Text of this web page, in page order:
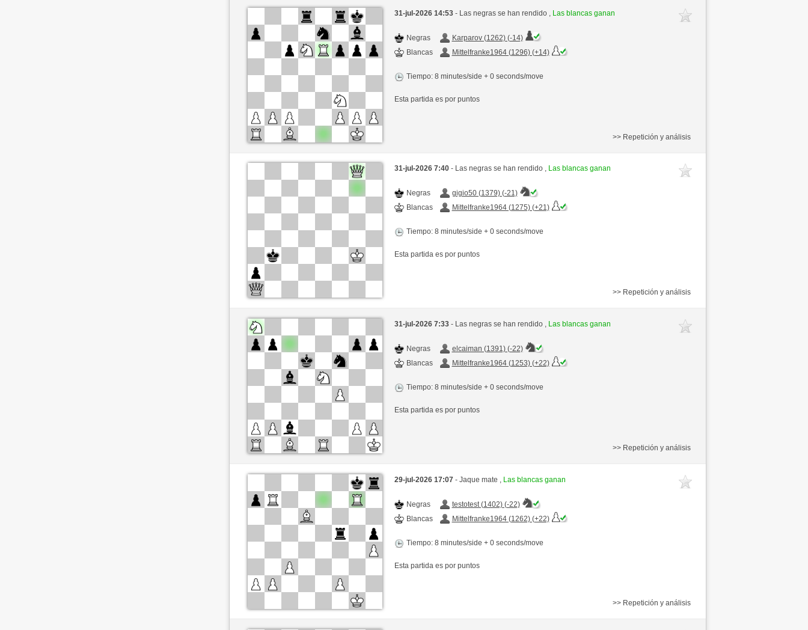
31-jul-2026 14:53 - Las negras se han rendido , Las blancas ganan
Negras
Karparov (1262) (-14)
Blancas
Mittelfranke1964 (1296) (+14)
Tiempo: 8 minutes/side + 0 seconds/move
Esta partida es por puntos
>> Repetición y análisis
31-jul-2026 7:40 - Las negras se han rendido , Las blancas ganan
Negras
gigio50 (1379) (-21)
Blancas
Mittelfranke1964 (1275) (+21)
Tiempo: 8 minutes/side + 0 seconds/move
Esta partida es por puntos
>> Repetición y análisis
31-jul-2026 7:33 - Las negras se han rendido , Las blancas ganan
Negras
elcaiman (1391) (-22)
Blancas
Mittelfranke1964 (1253) (+22)
Tiempo: 8 minutes/side + 0 seconds/move
Esta partida es por puntos
>> Repetición y análisis
29-jul-2026 17:07 - Jaque mate , Las blancas ganan
Negras
testotest (1402) (-22)
Blancas
Mittelfranke1964 (1262) (+22)
Tiempo: 8 minutes/side + 0 seconds/move
Esta partida es por puntos
>> Repetición y análisis